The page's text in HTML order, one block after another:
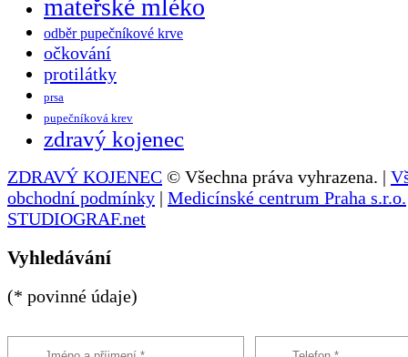
mateřské mléko
odběr pupečníkové krve
očkování
protilátky
prsa
pupečníková krev
zdravý kojenec
ZDRAVÝ KOJENEC © Všechna práva vyhrazena. |
obchodní podmínky | Medicínské centrum Praha s.r.o.
STUDIOGRAF.net
Vyhledávání
(* povinné údaje)